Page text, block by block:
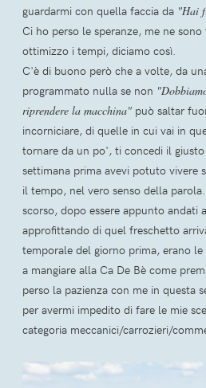
guardarmi con quella faccia da "Hai
Ci ho perso le speranze, me ne
ottimizzo i tempi, diciamo così.
C'è di buono però che a volte, da
programmato nulla se non
riprendere la macchina" può saltar
incorniciare, di quelle in cui vai in
tornare da un po', ti concedi il
settimana prima avevi potuto vivere
il tempo, nel vero senso della
scorso, dopo essere appunto andati
approfittando di quel freschetto
temporale del giorno prima, erano
a mangiare alla Ca De Bè come
perso la pazienza con me in questa
per avermi impedito di fare le mie
categoria meccanici/carrozieri/